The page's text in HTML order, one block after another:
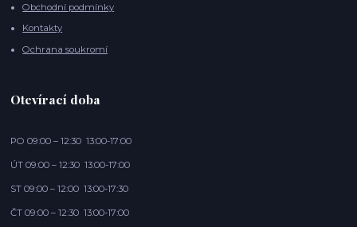
Obchodní podmínky
Kontakty
Ochrana soukromí
Otevírací doba
PO 09:00 – 12:30 13:00-17:00
ÚT 09:00 – 12:30 13:00-17:00
ST 09:00 – 12:00 13:00-17:30
ČT 09:00 – 12:30 13:00-17:00